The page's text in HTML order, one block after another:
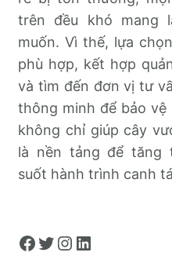
trên đều khó mang
muốn. Vì thế, lựa
phù hợp, kết hợp
và tìm đến đơn vị tư
thông minh để bảo
không chỉ giúp cây
là nền tảng để tăng
suốt hành trình canh
Facebook Twitter Instagram LinkedIn